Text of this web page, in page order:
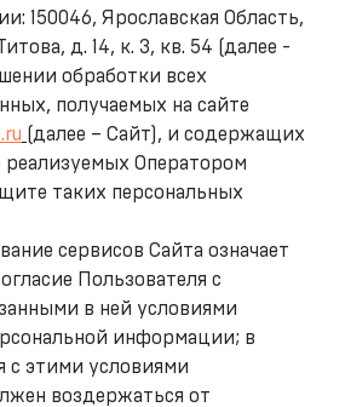
150046, Ярославская Область,
д. 14, к. 3, кв. 54 (далее -
обработки всех
получаемых на сайте
(далее – Сайт), и содержащих
реализуемых Оператором
таких персональных
сервисов Сайта означает
Пользователя с
в ней условиями
информации; в
с этими условиями
воздержаться от